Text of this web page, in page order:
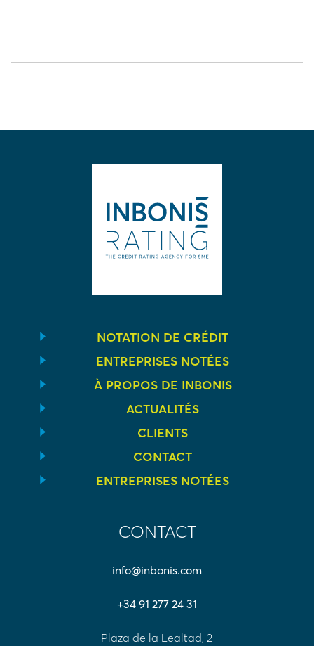
NOTATION DE CRÉDIT
ENTREPRISES NOTÉES
À PROPOS DE INBONIS
ACTUALITÉS
CLIENTS
CONTACT
ENTREPRISES NOTÉES
CONTACT
info@inbonis.com
+34 91 277 24 31
Plaza de la Lealtad, 2